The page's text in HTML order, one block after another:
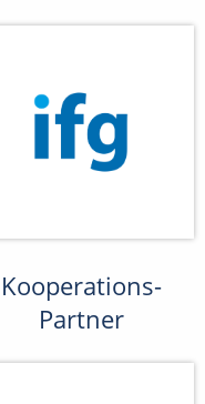
Kooperations-
Partner